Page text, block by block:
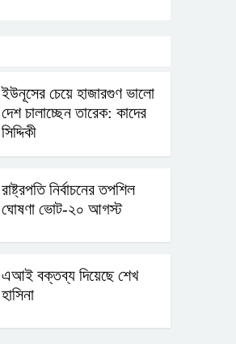
ইউনূসের চেয়ে হাজারগুণ ভালো
দেশ চালাচ্ছেন তারেক: কাদের
সিদ্দিকী
রাষ্ট্রপতি নির্বাচনের তপশিল
ঘোষণা ভোট-২০ আগস্ট
এআই বক্তব্য দিয়েছে শেখ
হাসিনা